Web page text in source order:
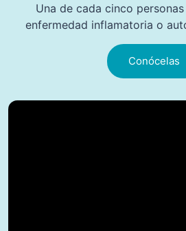
Una de cada cinco
enfermedad inflamatoria o
Conócelas